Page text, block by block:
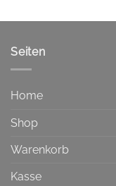
Seiten
Home
Shop
Warenkorb
Kasse